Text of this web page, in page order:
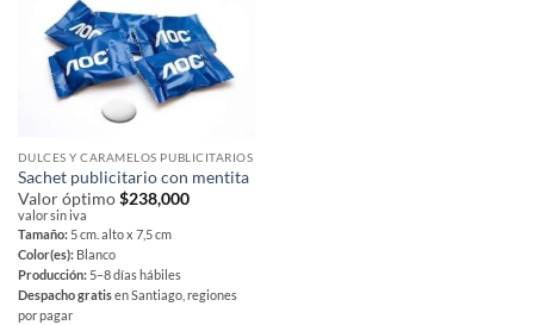
DULCES Y CARAMELOS PUBLICITARIOS
Sachet publicitario con mentita
Valor óptimo$238,000
valor sin iva
Tamaño:5 cm. alto x 7,5 cm
Color(es):Blanco
Producción:5–8 días hábiles
Despacho gratisen Santiago, regiones
por pagar